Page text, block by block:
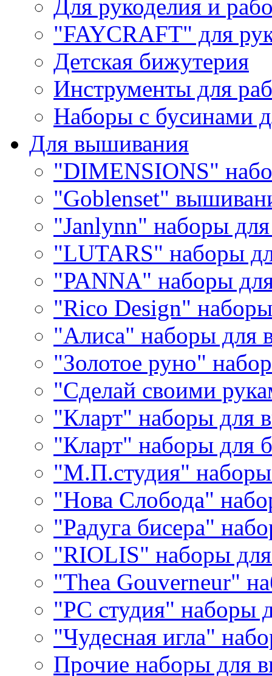
Для рукоделия и
"FAYCRAFT" для
Детская бижутерия
Инструменты для
Наборы с бусинами
Для вышивания
"DIMENSIONS"
"Goblenset"
"Janlynn" наборы
"LUTARS" наборы
"PANNA" наборы
"Rico Design"
"Алиса" наборы для
"Золотое руно"
"Сделай своими
"Кларт" наборы для
"Кларт" наборы для
"М.П.студия"
"Нова Слобода"
"Радуга бисера"
"RIOLIS" наборы
"Thea Gouverneur"
"РС студия" наборы
"Чудесная игла"
Прочие наборы для